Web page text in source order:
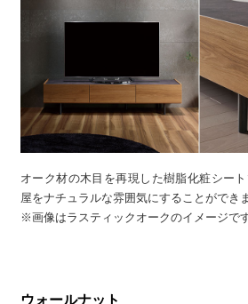
オーク材の木目を再現した樹脂化粧シー
屋をナチュラルな雰囲気にすることができま
※画像はラスティックオークのイメージです
ウォールナット